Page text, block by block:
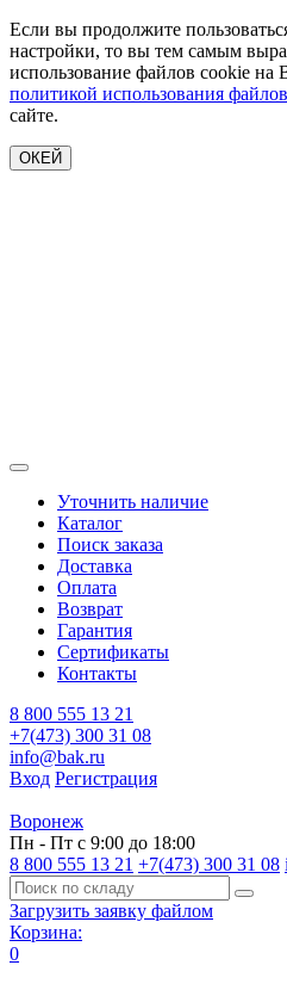
Если вы продолжите
настройки, то вы тем самым
использование файлов cookie на
политикой использования
сайте.
ОКЕЙ
Уточнить наличие
Каталог
Поиск заказа
Доставка
Оплата
Возврат
Гарантия
Сертификаты
Контакты
8 800 555 13 21
+7(473) 300 31 08
info@bak.ru
Вход Регистрация
Воронеж
Пн - Пт с 9:00 до 18:00
8 800 555 13 21 +7(473) 300 31 08
Загрузить заявку файлом
Корзина:
0